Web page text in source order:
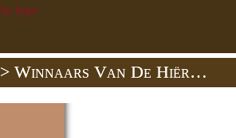
> Winnaars Van De Hiërogliefen